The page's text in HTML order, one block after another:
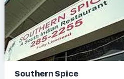
Southern Spice